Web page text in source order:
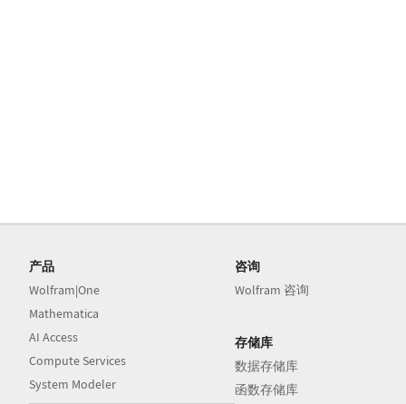
产品
Wolfram|One
Mathematica
AI Access
Compute Services
System Modeler
咨询
Wolfram 咨询
存储库
数据存储库
函数存储库